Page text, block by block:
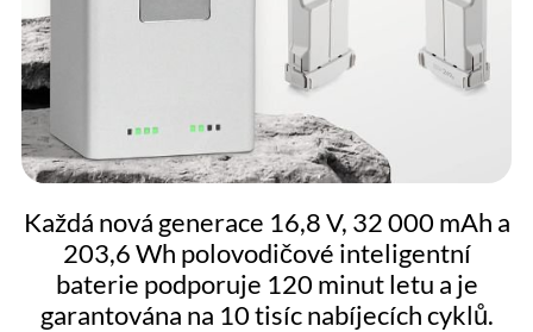
Každá nová generace 16,8 V, 32 000 mAh a
203,6 Wh polovodičové inteligentní
baterie podporuje 120 minut letu a je
garantována na 10 tisíc nabíjecích cyklů.